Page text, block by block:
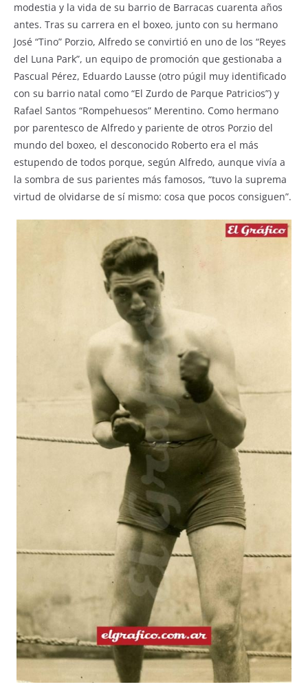
modestia y la vida de su barrio de Barracas cuarenta años
antes. Tras su carrera en el boxeo, junto con su hermano
José “Tino” Porzio, Alfredo se convirtió en uno de los “Reyes
del Luna Park”, un equipo de promoción que gestionaba a
Pascual Pérez, Eduardo Lausse (otro púgil muy identificado
con su barrio natal como “El Zurdo de Parque Patricios”) y
Rafael Santos “Rompehuesos” Merentino. Como hermano
por parentesco de Alfredo y pariente de otros Porzio del
mundo del boxeo, el desconocido Roberto era el más
estupendo de todos porque, según Alfredo, aunque vivía a
la sombra de sus parientes más famosos, “tuvo la suprema
virtud de olvidarse de sí mismo: cosa que pocos consiguen”.